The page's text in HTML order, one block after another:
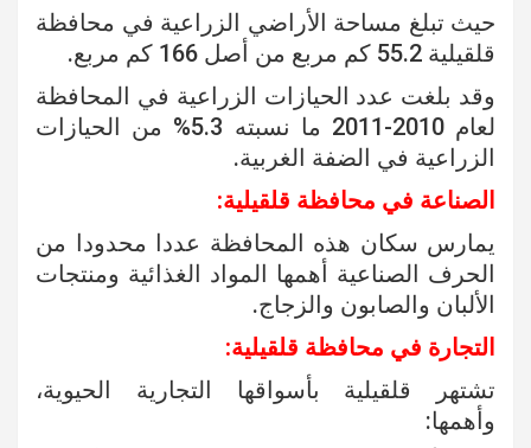
حيث تبلغ مساحة الأراضي الزراعية في محافظة
قلقيلية 55.2 كم مربع من أصل 166 كم مربع.
وقد بلغت عدد الحيازات الزراعية في المحافظة
لعام 2010-2011 ما نسبته 5.3% من الحيازات
الزراعية في الضفة الغربية.
الصناعة في محافظة قلقيلية:
يمارس سكان هذه المحافظة عددا محدودا من
الحرف الصناعية أهمها المواد الغذائية ومنتجات
الألبان والصابون والزجاج.
التجارة في محافظة قلقيلية:
تشتهر قلقيلية بأسواقها التجارية الحيوية،
وأهمها: